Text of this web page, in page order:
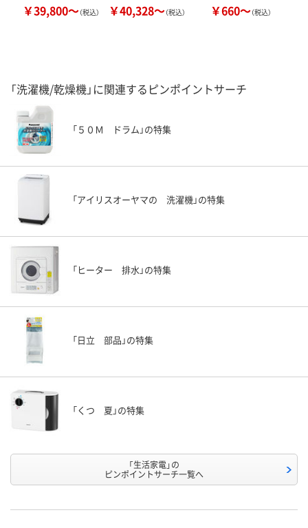
￥39,800～（税込） ￥40,328～（税込） ￥660～（税込）
「洗濯機/乾燥機」に関連するピンポイントサーチ
「５０Ｍ ドラム」の特集
「アイリスオーヤマの 洗濯機」の特集
「ヒーター 排水」の特集
「日立 部品」の特集
「くつ 夏」の特集
「生活家電」の
ピンポイントサーチ一覧へ